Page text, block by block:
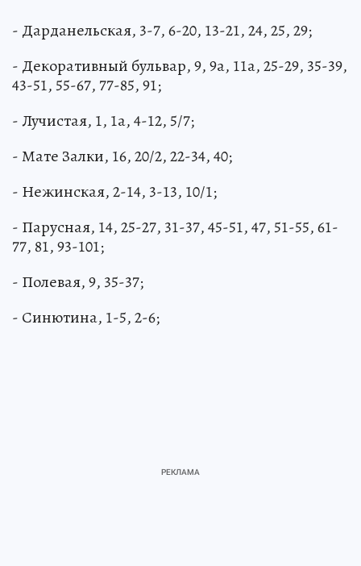
- Дарданельская, 3-7, 6-20, 13-21, 24, 25, 29;
- Декоративный бульвар, 9, 9а, 11а, 25-29, 35-39,
43-51, 55-67, 77-85, 91;
- Лучистая, 1, 1а, 4-12, 5/7;
- Мате Залки, 16, 20/2, 22-34, 40;
- Нежинская, 2-14, 3-13, 10/1;
- Парусная, 14, 25-27, 31-37, 45-51, 47, 51-55, 61-
77, 81, 93-101;
- Полевая, 9, 35-37;
- Синютина, 1-5, 2-6;